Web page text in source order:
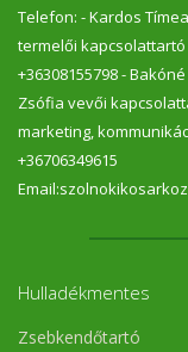
Telefon: - Kardos Tímea
termelői kapcsolattartó
+36308155798 -
Zsófia vevői
marketing,
+36706349615
Hulladékmentes
Zsebkendőtartó